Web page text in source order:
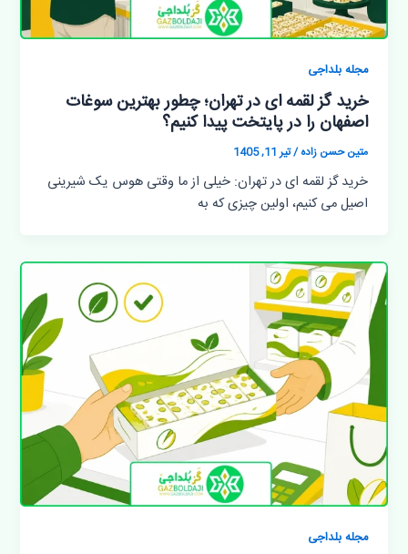
مجله بلداجی
خرید گز لقمه ای در تهران؛ چطور بهترین سوغات
اصفهان را در پایتخت پیدا کنیم؟
متین حسن زاده/تیر 11, 1405
خرید گز لقمه ای در تهران: خیلی از ما وقتی هوس یک شیرینی
اصیل می کنیم، اولین چیزی که به
مجله بلداجی